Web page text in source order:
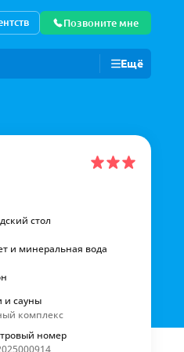
Позвоните мне
корпоративных клиентов
Ещё
стол
и минеральная вода
и сауны
комплекс
номер